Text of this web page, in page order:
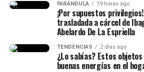
FARÁNDULA 19 horas ago
¡Por supuestos
trasladada a cárcel de
Abelardo De La Espriella
TENDENCIAS 2 días ago
¿Lo sabías? Estos
buenas energías en el